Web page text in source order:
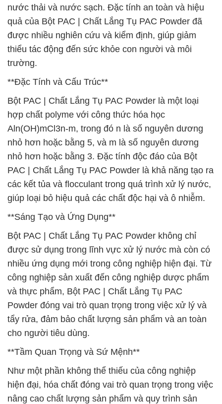
nước thải và nước sạch. Đặc tính an toàn và hiệu
quả của Bột PAC | Chất Lắng Tụ PAC Powder đã
được nhiều nghiên cứu và kiểm định, giúp giảm
thiểu tác động đến sức khỏe con người và môi
trường.
**Đặc Tính và Cấu Trúc**
Bột PAC | Chất Lắng Tụ PAC Powder là một loại
hợp chất polyme với công thức hóa học
Aln(OH)mCl3n-m, trong đó n là số nguyên dương
nhỏ hơn hoặc bằng 5, và m là số nguyên dương
nhỏ hơn hoặc bằng 3. Đặc tính độc đáo của Bột
PAC | Chất Lắng Tụ PAC Powder là khả năng tạo ra
các kết tủa và flocculant trong quá trình xử lý nước,
giúp loại bỏ hiệu quả các chất độc hại và ô nhiễm.
**Sáng Tạo và Ứng Dụng**
Bột PAC | Chất Lắng Tụ PAC Powder không chỉ
được sử dụng trong lĩnh vực xử lý nước mà còn có
nhiều ứng dụng mới trong công nghiệp hiện đại. Từ
công nghiệp sản xuất đến công nghiệp dược phẩm
và thực phẩm, Bột PAC | Chất Lắng Tụ PAC
Powder đóng vai trò quan trọng trong việc xử lý và
tẩy rửa, đảm bảo chất lượng sản phẩm và an toàn
cho người tiêu dùng.
**Tầm Quan Trọng và Sứ Mệnh**
Như một phần không thể thiếu của công nghiệp
hiện đại, hóa chất đóng vai trò quan trọng trong việc
nâng cao chất lượng sản phẩm và quy trình sản